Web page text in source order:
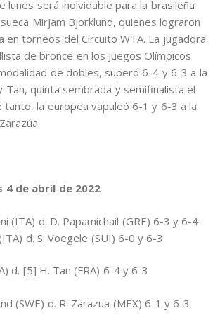
lunes será inolvidable para la brasileña
Mirjam Bjorklund, quienes lograron
en torneos del Circuito WTA. La jugadora
de bronce en los Juegos Olímpicos
de dobles, superó 6-4 y 6-3 a la
Tan, quinta sembrada y semifinalista el
tanto, la europea vapuleó 6-1 y 6-3 a la
4 de abril de 2022
(ITA) d. D. Papamichail (GRE) 6-3 y 6-4
d. S. Voegele (SUI) 6-0 y 6-3
d. [5] H. Tan (FRA) 6-4 y 6-3
(SWE) d. R. Zarazua (MEX) 6-1 y 6-3